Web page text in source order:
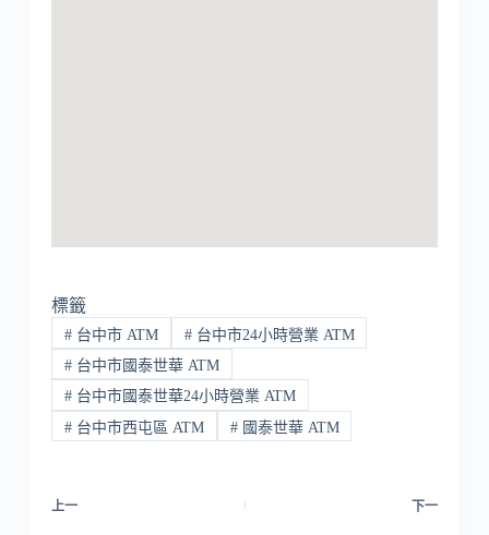
標籤
#台中市 ATM #台中市24小時營業 ATM
#台中市國泰世華 ATM
#台中市國泰世華24小時營業 ATM
#台中市西屯區 ATM #國泰世華 ATM
上一 下一